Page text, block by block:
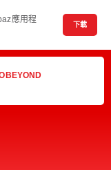
應用程
下載